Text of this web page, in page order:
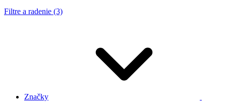
Filtre a radenie (3)
Značky